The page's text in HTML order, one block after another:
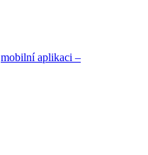
mobilní aplikaci –